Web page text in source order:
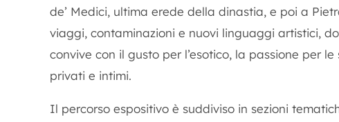
de’ Medici, ultima erede della dinastia, e poi a
viaggi, contaminazioni e nuovi linguaggi artistici,
convive con il gusto per l’esotico, la passione per
privati e intimi.
Il percorso espositivo è suddiviso in sezioni